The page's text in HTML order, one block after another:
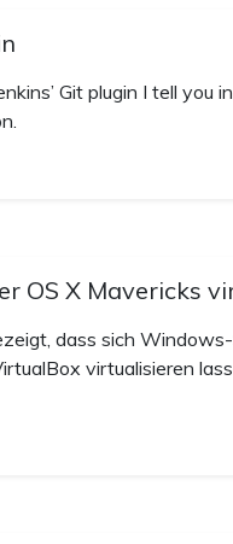
Git plugin I tell you
OS X Mavericks
dass sich
virtualisieren